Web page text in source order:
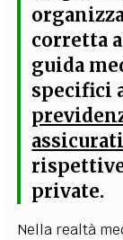
corretta
guida
specifici
private.
Nella realtà